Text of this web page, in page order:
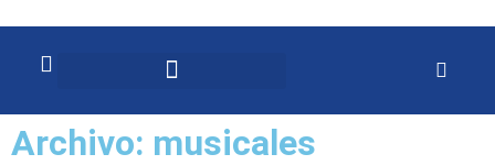
Archivo: musicales